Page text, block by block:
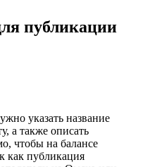
публикации
указать название
а также описать
чтобы на балансе
как публикация